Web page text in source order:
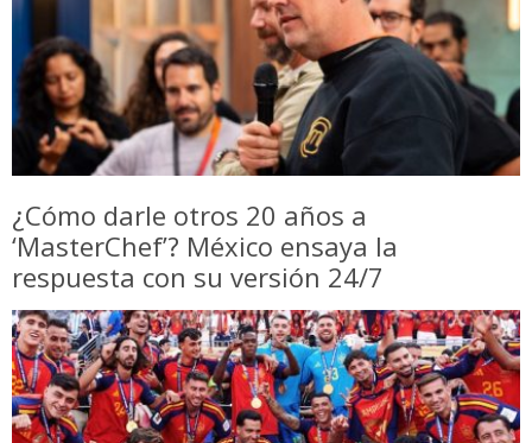
¿Cómo darle otros 20 años a
‘MasterChef’? México ensaya la
respuesta con su versión 24/7